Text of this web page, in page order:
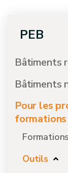
PEB
Bâtiments
Bâtiments
Pour les
Outils